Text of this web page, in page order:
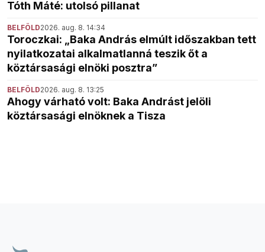
Tóth Máté: utolsó pillanat
BELFÖLD2026. aug. 8. 14:34
Toroczkai: „Baka András elmúlt időszakban tett
nyilatkozatai alkalmatlanná teszik őt a
köztársasági elnöki posztra”
BELFÖLD2026. aug. 8. 13:25
Ahogy várható volt: Baka Andrást jelöli
köztársasági elnöknek a Tisza